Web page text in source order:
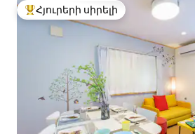
Հյուրերի սիրելի լավագույն տները
Հյուրերի սիրելի